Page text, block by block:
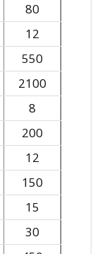
80
12
550
2100
8
200
12
150
15
30